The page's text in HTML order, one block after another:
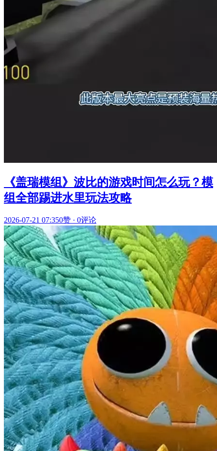
《盖瑞模组》波比的游戏时间怎么玩？模
组全部踢进水里玩法攻略
2026-07-21 07:350赞 · 0评论